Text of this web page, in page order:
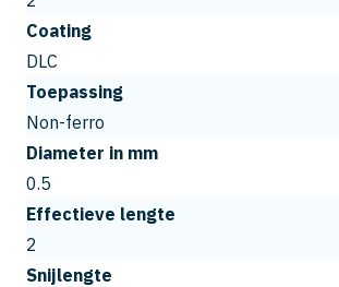
Coating
DLC
Toepassing
Non-ferro
Diameter in mm
0.5
Effectieve lengte
2
Snijlengte